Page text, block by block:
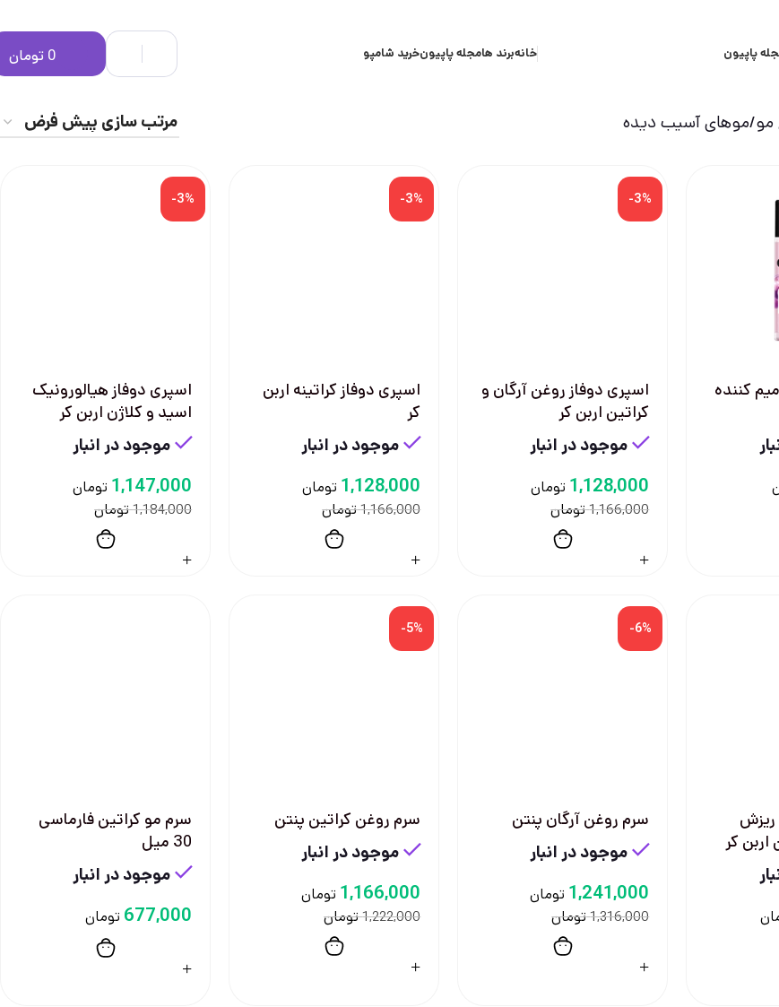
پاپیون خانهبرند هامجله پاپیونخرید شامپو 0 تومان
موهای آسیب دیده
کننده
-3%
اسپری دوفاز روغن آرگان و
کراتین اربن کر
موجود در انبار
1,166,000تومان
1,128,000 تومان
-3%
اسپری دوفاز کراتینه اربن
کر
موجود در انبار
1,166,000تومان
1,128,000 تومان
-3%
اسپری دوفاز هیالورونیک
اسید و کلاژن اربن کر
موجود در انبار
1,184,000تومان
1,147,000 تومان
اربن کر
-6%
سرم روغن آرگان پنتن
موجود در انبار
1,316,000تومان
1,241,000 تومان
-5%
سرم روغن کراتین پنتن
موجود در انبار
1,222,000تومان
1,166,000 تومان
سرم مو كراتين فارماسی
30 ميل
موجود در انبار
677,000 تومان